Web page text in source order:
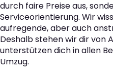
durch faire Preise aus,
Serviceorientierung. Wir
aufregende, aber auch
Deshalb stehen wir dir von
unterstützen dich in allen
Umzug.